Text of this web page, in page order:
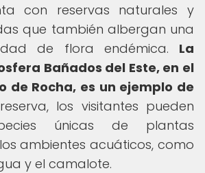
con reservas naturales y
que también albergan una
de flora endémica. La
Bañados del Este, en el
de Rocha, es un ejemplo de
los visitantes pueden
únicas de plantas
ambientes acuáticos, como
y el camalote.